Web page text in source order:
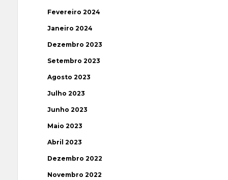
Fevereiro 2024
Janeiro 2024
Dezembro 2023
Setembro 2023
Agosto 2023
Julho 2023
Junho 2023
Maio 2023
Abril 2023
Dezembro 2022
Novembro 2022